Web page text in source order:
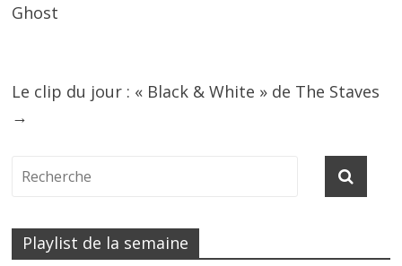
Ghost
Le clip du jour : « Black & White » de The Staves
→
Playlist de la semaine